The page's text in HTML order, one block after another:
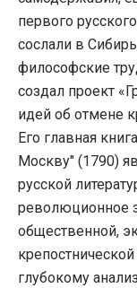
первого
сослали в
философские
создал проект
идей об отмене
Его главная
Москву" (1790)
русской
революционное
общественной,
глубокому